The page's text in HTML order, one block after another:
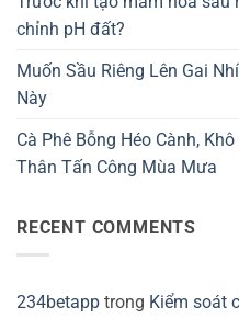
chỉnh pH đất?
Muốn Sầu Riêng Lên Gai
Này
Cà Phê Bỗng Héo Cành,
Thân Tấn Công Mùa Mưa
RECENT COMMENTS
234betapp trong Kiểm soát